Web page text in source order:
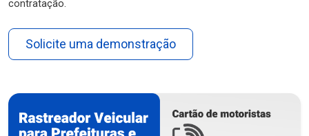
contratação.
Solicite uma demonstração